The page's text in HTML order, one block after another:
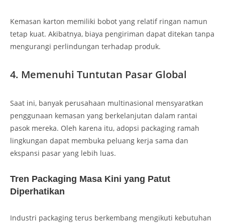
Kemasan karton memiliki bobot yang relatif ringan namun
tetap kuat. Akibatnya, biaya pengiriman dapat ditekan tanpa
mengurangi perlindungan terhadap produk.
4. Memenuhi Tuntutan Pasar Global
Saat ini, banyak perusahaan multinasional mensyaratkan
penggunaan kemasan yang berkelanjutan dalam rantai
pasok mereka. Oleh karena itu, adopsi packaging ramah
lingkungan dapat membuka peluang kerja sama dan
ekspansi pasar yang lebih luas.
Tren Packaging Masa Kini yang Patut
Diperhatikan
Industri packaging terus berkembang mengikuti kebutuhan